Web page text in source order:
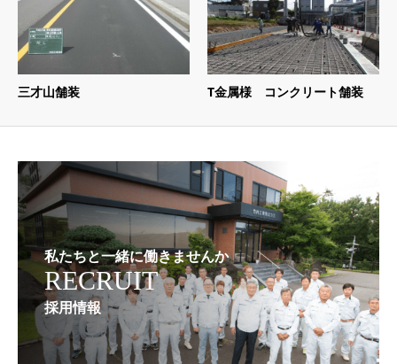
三才山舗装 T金属様 コンクリート舗装
私たちと一緒に働きませんか
RECRUIT
採用情報